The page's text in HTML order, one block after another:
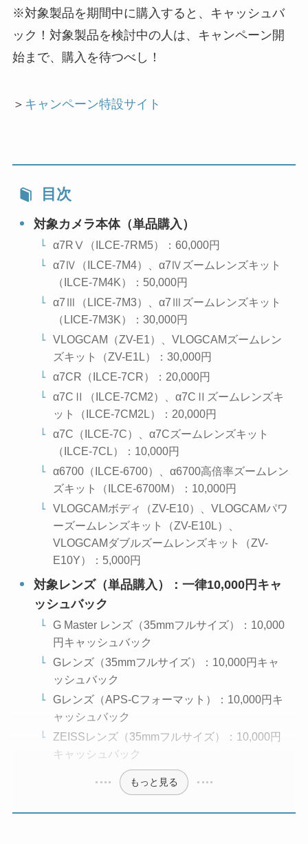
※対象製品を期間中に購入すると、キャッシュバ
ック！対象製品を検討中の人は、キャンペーン開
始まで、購入を待つべし！
＞ キャンペーン特設サイト
目次
対象カメラ本体（単品購入）
α7RⅤ（ILCE-7RM5）：60,000円
α7Ⅳ（ILCE-7M4）、α7Ⅳズームレンズキット
（ILCE-7M4K）：50,000円
α7Ⅲ（LICE-7M3）、α7Ⅲズームレンズキット
（LICE-7M3K）：30,000円
VLOGCAM（ZV-E1）、VLOGCAMズームレン
ズキット（ZV-E1L）：30,000円
α7CR（ILCE-7CR）：20,000円
α7CⅡ（ILCE-7CM2）、α7CⅡズームレンズキ
ット（ILCE-7CM2L）：20,000円
α7C（ILCE-7C）、α7Cズームレンズキット
（ILCE-7CL）：10,000円
α6700（ILCE-6700）、α6700高倍率ズームレン
ズキット（ILCE-6700M）：10,000円
VLOGCAMボディ（ZV-E10）、VLOGCAMパワ
ーズームレンズキット（ZV-E10L）、
VLOGCAMダブルズームレンズキット（ZV-
E10Y）：5,000円
対象レンズ（単品購入）：一律10,000円キャ
ッシュバック
G Master レンズ（35mmフルサイズ）：10,000
円キャッシュバック
Gレンズ（35mmフルサイズ）：10,000円キャ
ッシュバック
Gレンズ（APS-Cフォーマット）：10,000円キ
ャッシュバック
ZEISSレンズ（35mmフルサイズ）：10,000円
キャッシュバック
もっと見る